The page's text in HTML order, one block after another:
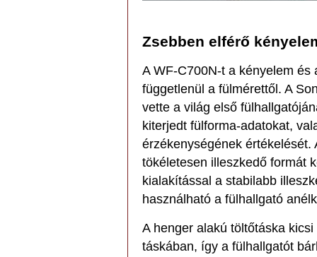
Zsebben elférő
A WF-C700N-t a kényelem
függetlenül a fülmérettől. A
vette a világ első
kiterjedt fülforma-adatokat,
érzékenységének
tökéletesen illeszkedő formát
kialakítással a stabilabb
használható a fülhallgató
A henger alakú töltőtáska
táskában, így a fülhallgatót